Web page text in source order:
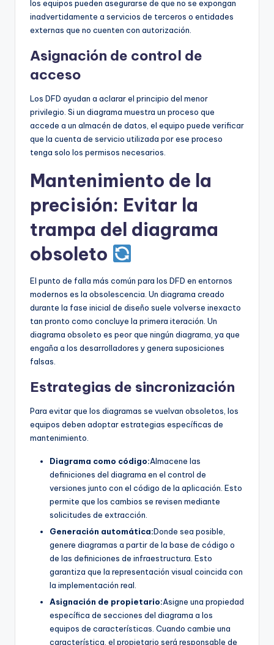
los equipos pueden asegurarse de que no se expongan
inadvertidamente a servicios de terceros o entidades
externas que no cuenten con autorización.
Asignación de control de
acceso
Los DFD ayudan a aclarar el principio del menor
privilegio. Si un diagrama muestra un proceso que
accede a un almacén de datos, el equipo puede verificar
que la cuenta de servicio utilizada por ese proceso
tenga solo los permisos necesarios.
Mantenimiento de la
precisión: Evitar la
trampa del diagrama
obsoleto
El punto de falla más común para los DFD en entornos
modernos es la obsolescencia. Un diagrama creado
durante la fase inicial de diseño suele volverse inexacto
tan pronto como concluye la primera iteración. Un
diagrama obsoleto es peor que ningún diagrama, ya que
engaña a los desarrolladores y genera suposiciones
falsas.
Estrategias de sincronización
Para evitar que los diagramas se vuelvan obsoletos, los
equipos deben adoptar estrategias específicas de
mantenimiento.
Diagrama como código:Almacene las
definiciones del diagrama en el control de
versiones junto con el código de la aplicación. Esto
permite que los cambios se revisen mediante
solicitudes de extracción.
Generación automática:Donde sea posible,
genere diagramas a partir de la base de código o
de las definiciones de infraestructura. Esto
garantiza que la representación visual coincida con
la implementación real.
Asignación de propietario:Asigne una propiedad
específica de secciones del diagrama a los
equipos de características. Cuando cambie una
característica, el propietario será responsable de